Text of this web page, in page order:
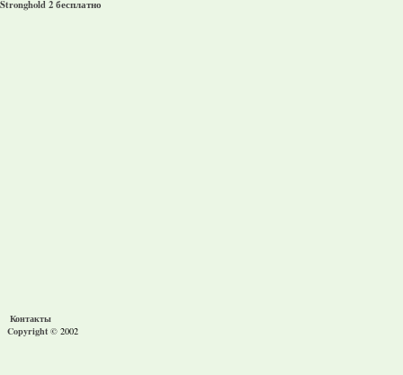
Stronghold 2 бесплатно
Контакты
Copyright © 2002